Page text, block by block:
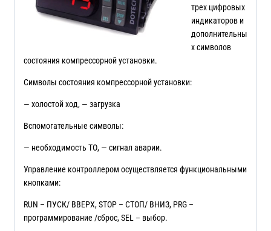
трех цифровых
индикаторов и
дополнительны
х символов
состояния компрессорной установки.
Символы состояния компрессорной установки:
— холостой ход, — загрузка
Вспомогательные символы:
— необходимость ТО, — сигнал аварии.
Управление контроллером осуществляется функциональными
кнопками:
RUN – ПУСК/ ВВЕРХ, STOP – СТОП/ ВНИЗ, PRG –
программирование /сброс, SEL – выбор.